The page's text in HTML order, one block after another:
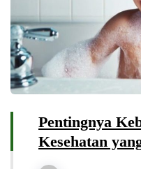
Pentingnya
Kesehatan